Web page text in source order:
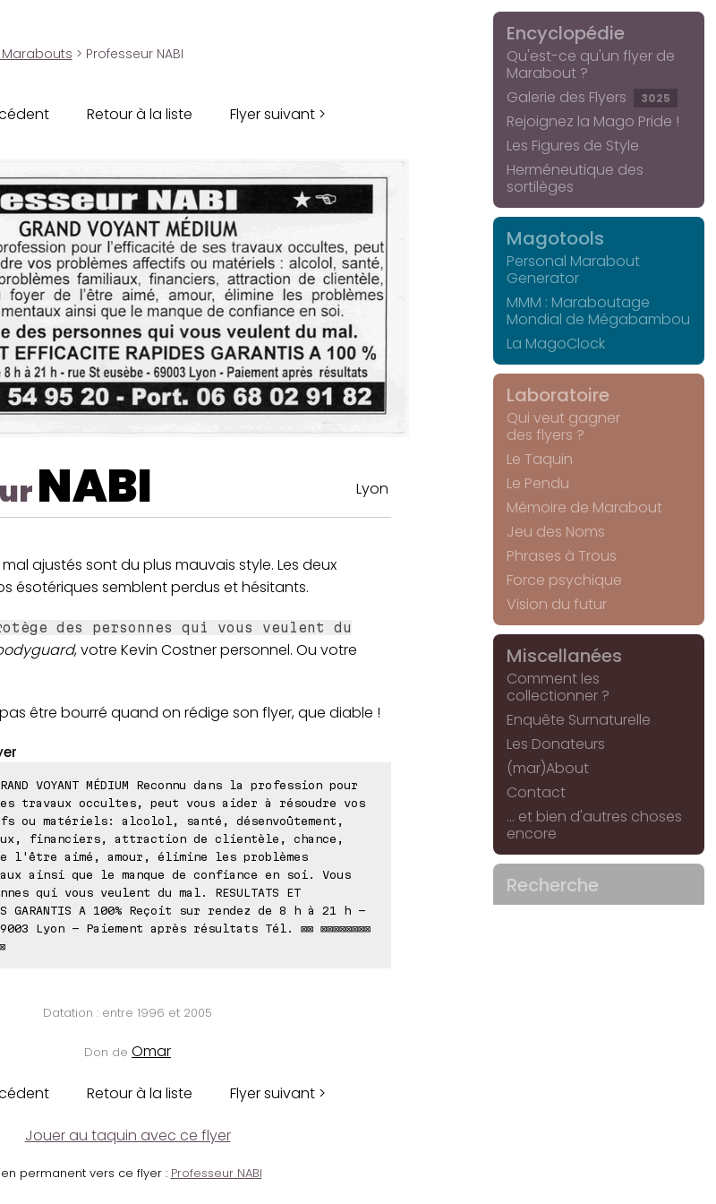
Marabouts > Professeur NABI
Retour à la liste Flyer suivant >
NABI Lyon
ajustés sont du plus mauvais style. Les deux
ésotériques semblent perdus et hésitants.
des personnes qui vous veulent du
, votre Kevin Costner personnel. Ou votre
être bourré quand on rédige son flyer, que diable !
VOYANT MÉDIUM Reconnu dans la profession pour
travaux occultes, peut vous aider à résoudre vos
ou matériels: alcolol, santé, désenvoûtement,
financiers, attraction de clientèle, chance,
l'être aimé, amour, élimine les problèmes
ainsi que le manque de confiance en soi. Vous
qui vous veulent du mal. RESULTATS ET
GARANTIS A 100% Reçoit sur rendez de 8 h à 21 h -
Lyon - Paiement après résultats Tél. ⊠⊠ ⊠⊠⊠⊠⊠⊠⊠⊠
Datation : entre 1996 et 2005
Don de Omar
Retour à la liste Flyer suivant >
Jouer au taquin avec ce flyer
permanent vers ce flyer : Professeur NABI
Encyclopédie
Qu'est-ce qu'un flyer de
Marabout ?
Galerie des Flyers
3025
Rejoignez la Mago Pride !
Les Figures de Style
Herméneutique des
sortilèges
Magotools
Personal Marabout
Generator
MMM : Maraboutage
Mondial de Mégabambou
La MagoClock
Laboratoire
Qui veut gagner
des flyers ?
Le Taquin
Le Pendu
Mémoire de Marabout
Jeu des Noms
Phrases à Trous
Force psychique
Vision du futur
Miscellanées
Comment les
collectionner ?
Enquête Surnaturelle
Les Donateurs
(mar)About
Contact
... et bien d'autres choses
encore
Recherche